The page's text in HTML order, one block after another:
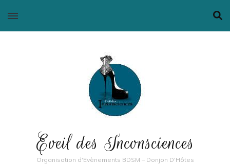
Eveil des Inconsciences
Organisation d'Evènements BDSM – Donjon D'Hôtes